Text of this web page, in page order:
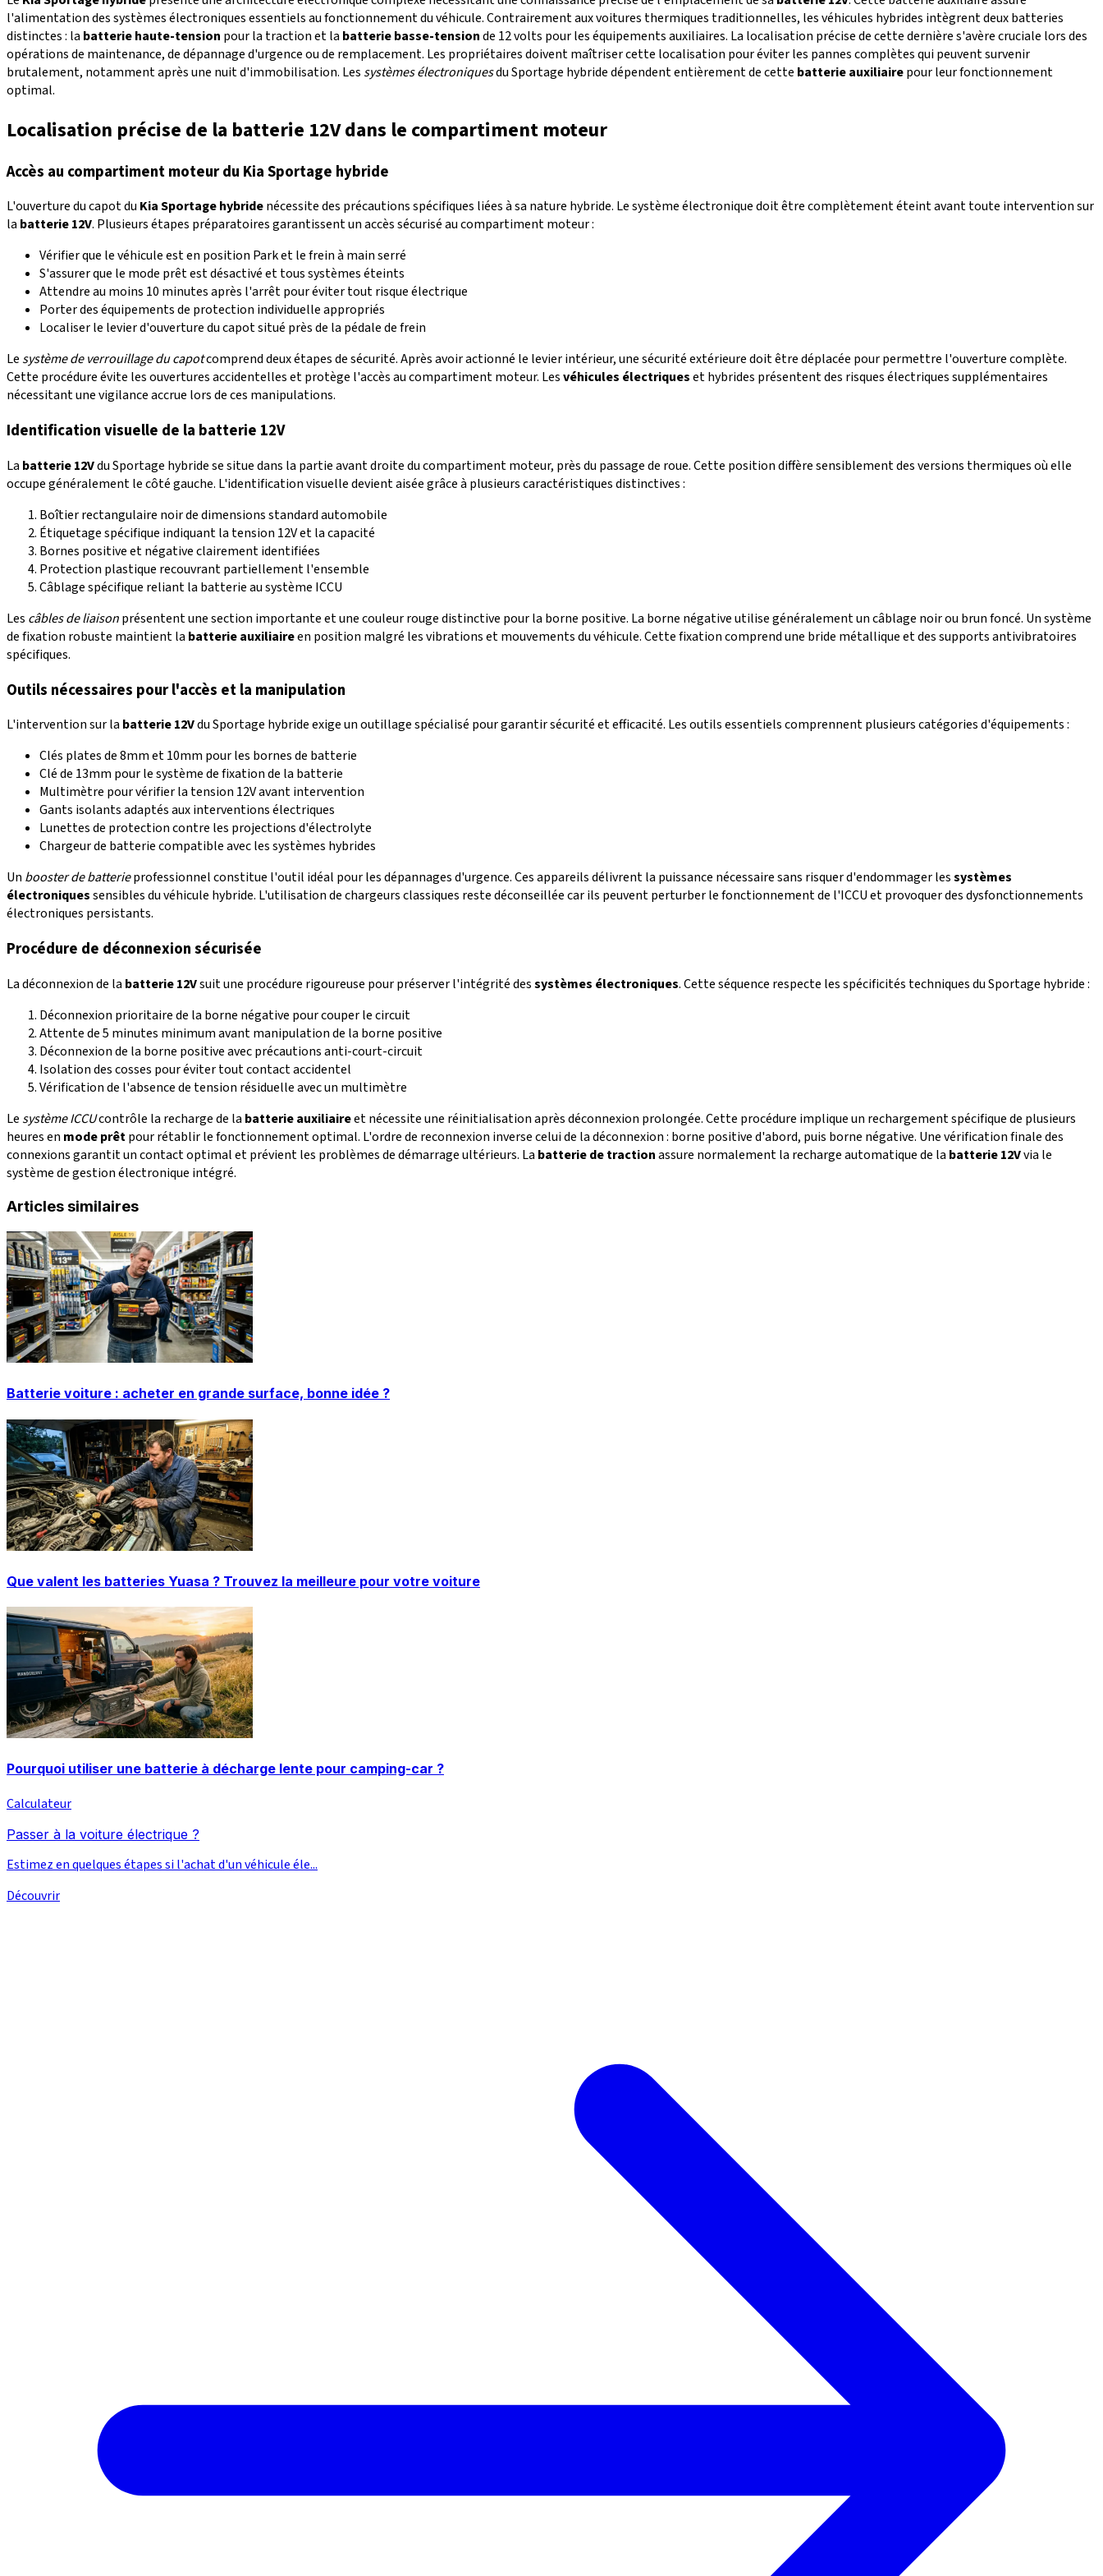
l'alimentation des systèmes électroniques essentiels au fonctionnement du véhicule. Contrairement aux voitures thermiques traditionnelles, les véhicules hybrides intègrent deux batteries
distinctes : la batterie haute-tension pour la traction et la batterie basse-tensionde 12 volts pour les équipements auxiliaires. La localisation précise de cette dernière s'avère cruciale lors des
opérations de maintenance, de dépannage d'urgence ou de remplacement. Les propriétaires doivent maîtriser cette localisation pour éviter les pannes complètes qui peuvent survenir
brutalement, notamment après une nuit d'immobilisation. Les systèmes électroniquesdu Sportage hybride dépendent entièrement de cette batterie auxiliairepour leur fonctionnement
optimal.
Localisation précise de la batterie 12V dans le compartiment moteur
Accès au compartiment moteur du Kia Sportage hybride
L'ouverture du capot du Kia Sportage hybridenécessite des précautions spécifiques liées à sa nature hybride. Le système électronique doit être complètement éteint avant toute intervention sur
la batterie 12V. Plusieurs étapes préparatoires garantissent un accès sécurisé au compartiment moteur :
Vérifier que le véhicule est en position Park et le frein à main serré
S'assurer que le mode prêt est désactivé et tous systèmes éteints
Attendre au moins 10 minutes après l'arrêt pour éviter tout risque électrique
Porter des équipements de protection individuelle appropriés
Localiser le levier d'ouverture du capot situé près de la pédale de frein
Le système de verrouillage du capotcomprend deux étapes de sécurité. Après avoir actionné le levier intérieur, une sécurité extérieure doit être déplacée pour permettre l'ouverture complète.
Cette procédure évite les ouvertures accidentelles et protège l'accès au compartiment moteur. Lesvéhicules électriqueset hybrides présentent des risques électriques supplémentaires
nécessitant une vigilance accrue lors de ces manipulations.
Identification visuelle de la batterie 12V
La batterie 12Vdu Sportage hybride se situe dans la partie avant droite du compartiment moteur, près du passage de roue. Cette position diffère sensiblement des versions thermiques où elle
occupe généralement le côté gauche. L'identification visuelle devient aisée grâce à plusieurs caractéristiques distinctives :
Boîtier rectangulaire noir de dimensions standard automobile
Étiquetage spécifique indiquant la tension 12V et la capacité
Bornes positive et négative clairement identifiées
Protection plastique recouvrant partiellement l'ensemble
Câblage spécifique reliant la batterie au système ICCU
Les câbles de liaisonprésentent une section importante et une couleur rouge distinctive pour la borne positive. La borne négative utilise généralement un câblage noir ou brun foncé. Un système
de fixation robuste maintient la batterie auxiliaireen position malgré les vibrations et mouvements du véhicule. Cette fixation comprend une bride métallique et des supports antivibratoires
spécifiques.
Outils nécessaires pour l'accès et la manipulation
L'intervention sur la batterie 12Vdu Sportage hybride exige un outillage spécialisé pour garantir sécurité et efficacité. Les outils essentiels comprennent plusieurs catégories d'équipements :
Clés plates de 8mm et 10mm pour les bornes de batterie
Clé de 13mm pour le système de fixation de la batterie
Multimètre pour vérifier la tension 12V avant intervention
Gants isolants adaptés aux interventions électriques
Lunettes de protection contre les projections d'électrolyte
Chargeur de batterie compatible avec les systèmes hybrides
Un booster de batterieprofessionnel constitue l'outil idéal pour les dépannages d'urgence. Ces appareils délivrent la puissance nécessaire sans risquer d'endommager lessystèmes
électroniquessensibles du véhicule hybride. L'utilisation de chargeurs classiques reste déconseillée car ils peuvent perturber le fonctionnement de l'ICCU et provoquer des dysfonctionnements
électroniques persistants.
Procédure de déconnexion sécurisée
La déconnexion de la batterie 12Vsuit une procédure rigoureuse pour préserver l'intégrité dessystèmes électroniques. Cette séquence respecte les spécificités techniques du Sportage hybride :
Déconnexion prioritaire de la borne négative pour couper le circuit
Attente de 5 minutes minimum avant manipulation de la borne positive
Déconnexion de la borne positive avec précautions anti-court-circuit
Isolation des cosses pour éviter tout contact accidentel
Vérification de l'absence de tension résiduelle avec un multimètre
Le système ICCUcontrôle la recharge de la batterie auxiliaireet nécessite une réinitialisation après déconnexion prolongée. Cette procédure implique un rechargement spécifique de plusieurs
heures en mode prêtpour rétablir le fonctionnement optimal. L'ordre de reconnexion inverse celui de la déconnexion : borne positive d'abord, puis borne négative. Une vérification finale des
connexions garantit un contact optimal et prévient les problèmes de démarrage ultérieurs. La batterie de tractionassure normalement la recharge automatique de la batterie 12Vvia le
système de gestion électronique intégré.
Articles similaires
Batterie voiture : acheter en grande surface, bonne idée ?
Que valent les batteries Yuasa ? Trouvez la meilleure pour votre voiture
Pourquoi utiliser une batterie à décharge lente pour camping-car ?
Calculateur
Passer à la voiture électrique ?
Estimez en quelques étapes si l'achat d'un véhicule éle...
Découvrir